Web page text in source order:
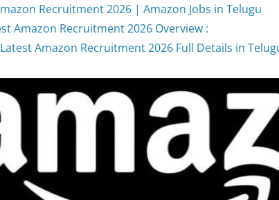
Recruitment 2026 | Amazon Jobs in Telugu
Amazon Recruitment 2026 Overview :
Latest Amazon Recruitment 2026 Full Details in